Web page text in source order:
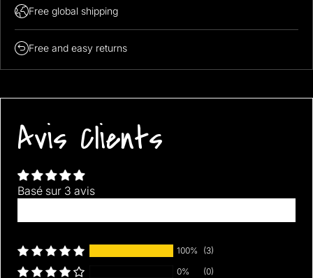
Free global shipping
Free and easy returns
Avis Clients
Basé sur 3 avis
100%
(3)
0%
(0)